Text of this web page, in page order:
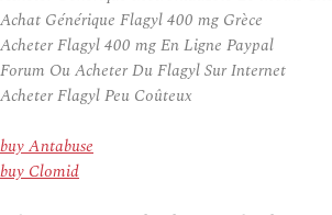
Achat Générique Flagyl 400 mg Grèce
Acheter Flagyl 400 mg En Ligne Paypal
Forum Ou Acheter Du Flagyl Sur Internet
Acheter Flagyl Peu Coûteux
buy Antabuse
buy Clomid